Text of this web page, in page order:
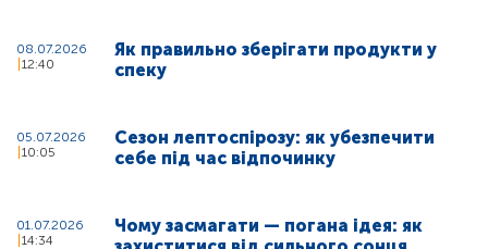
08.07.2026
12:40
Як правильно зберігати продукти у
спеку
05.07.2026
10:05
Сезон лептоспірозу: як убезпечити
себе під час відпочинку
01.07.2026
14:34
Чому засмагати — погана ідея: як